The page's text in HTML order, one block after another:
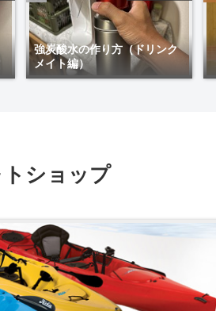
強炭酸水の作り方（ドリンク
メイト編）
ショップ